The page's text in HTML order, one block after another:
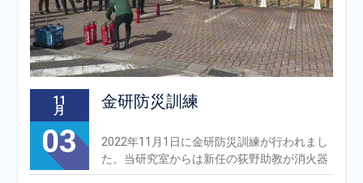
11
月
03
金研防災訓練
2022年11月1日に金研防災訓練が行われまし
た。当研究室からは新任の荻野助教が消火器